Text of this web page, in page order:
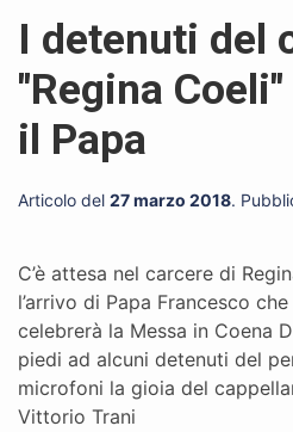
I detenuti del
"Regina
il Papa
Articolo del 27 marzo 2018.
C’è attesa nel carcere di
l’arrivo di Papa Francesco
celebrerà la Messa in Coena
piedi ad alcuni detenuti del
microfoni la gioia del
Vittorio Trani